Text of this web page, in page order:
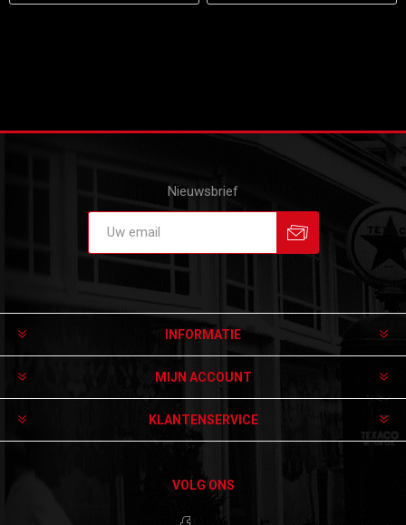
Nieuwsbrief
INFORMATIE
MIJN ACCOUNT
KLANTENSERVICE
VOLG ONS